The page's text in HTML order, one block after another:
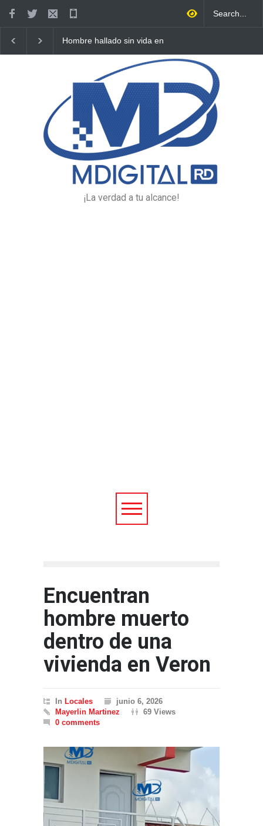
Hombre hallado sin vida en
habría envenenado
irregular en La
¡La verdad a tu alcance!
Encuentran
hombre muerto
dentro de una
vivienda en Veron
In Locales
junio 6, 2026
Mayerlin Martinez
69 Views
0 comments